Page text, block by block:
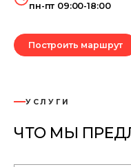
пн-пт 09:00-18:00
Построить маршрут
УСЛУГИ
ЧТО МЫ